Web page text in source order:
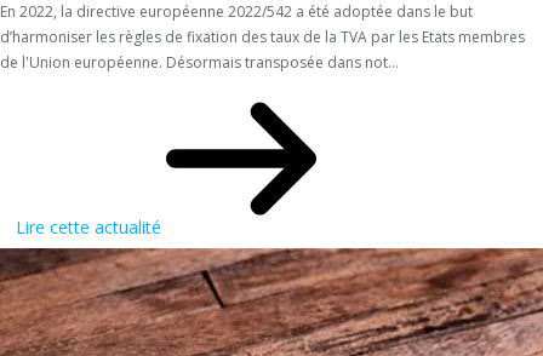
En 2022, la directive européenne 2022/542 a été adoptée dans le but
d’harmoniser les règles de fixation des taux de la TVA par les Etats membres
de l'Union européenne. Désormais transposée dans not...
Lire cette actualité